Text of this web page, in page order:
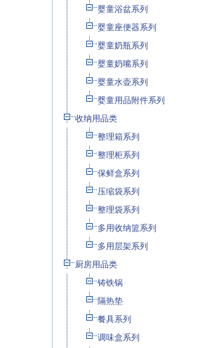
婴童浴盆系列
婴童座便器系列
婴童奶瓶系列
婴童奶嘴系列
婴童水壶系列
婴童用品附件系列
收纳用品类
整理箱系列
整理柜系列
保鲜盒系列
压缩袋系列
整理袋系列
多用收纳篮系列
多用层架系列
厨房用品类
铸铁锅
隔热垫
餐具系列
调味盒系列